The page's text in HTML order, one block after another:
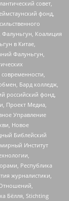
совет,
фонд,
Коалиция
в Китае,
Фалуньгун,
Бард колледж,
российский фонд,
Проект Медиа,
Управление
Новое
Библейский
Институт
Республика
журналистики,
Бёлля, Stichting